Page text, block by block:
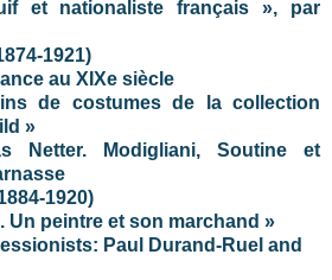
et nationaliste français », par
1921)
au XIXe siècle
de costumes de la collection
»
Netter. Modigliani, Soutine et
1920)
Un peintre et son marchand »
Paul Durand-Ruel and